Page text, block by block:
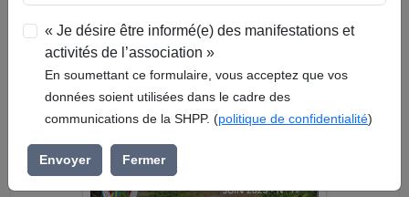
« Je désire être informé(e) des manifestations et
activités de l’association »
En soumettant ce formulaire, vous acceptez que vos
données soient utilisées dans le cadre des
communications de la SHPP. (politique de confidentialité)
Envoyer Fermer